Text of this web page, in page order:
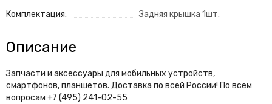
Комплектация: Задняя крышка 1шт.
Описание
Запчасти и аксессуары для мобильных устройств,
смартфонов, планшетов. Доставка по всей России! По всем
вопросам +7 (495) 241-02-55